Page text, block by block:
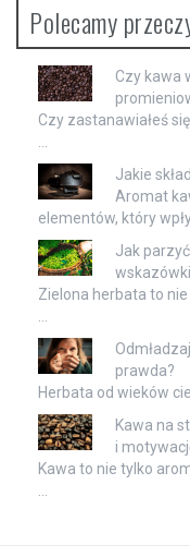
Polecamy
Czy kawa
Czy zastanawiałeś
Jakie
Aromat
elementów, który
Jak
wskazówki
Zielona herbata to
prawda?
Herbata od wieków
Kawa na
i
Kawa to nie tylko